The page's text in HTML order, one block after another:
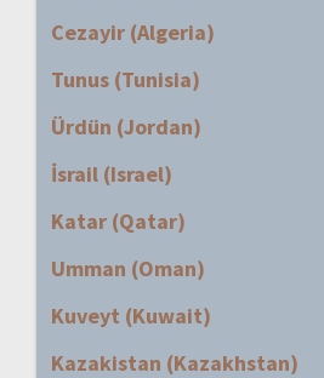
Cezayir (Algeria)
Tunus (Tunisia)
Ürdün (Jordan)
İsrail (Israel)
Katar (Qatar)
Umman (Oman)
Kuveyt (Kuwait)
Kazakistan (Kazakhstan)